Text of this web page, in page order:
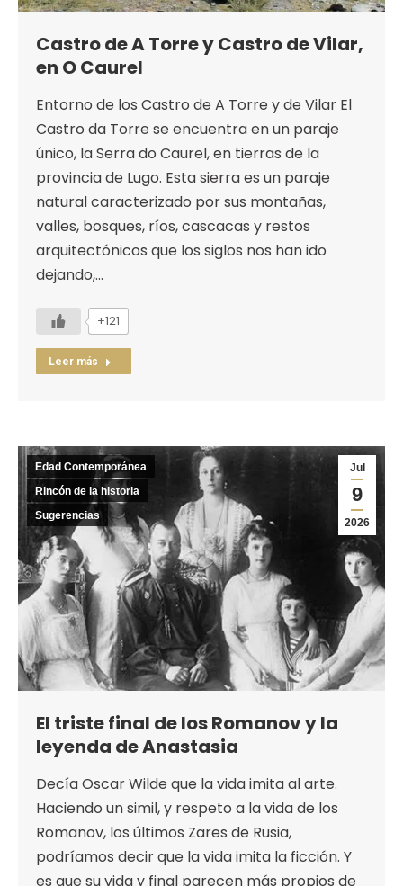
Castro de A Torre y Castro de Vilar,
en O Caurel
Entorno de los Castro de A Torre y de Vilar El
Castro da Torre se encuentra en un paraje
único, la Serra do Caurel, en tierras de la
provincia de Lugo. Esta sierra es un paraje
natural caracterizado por sus montañas,
valles, bosques, ríos, cascacas y restos
arquitectónicos que los siglos nos han ido
dejando,…
+121
Leer más
Jul
9
2026
Edad Contemporánea
Rincón de la historia
Sugerencias
El triste final de los Romanov y la
leyenda de Anastasia
Decía Oscar Wilde que la vida imita al arte.
Haciendo un simil, y respeto a la vida de los
Romanov, los últimos Zares de Rusia,
podríamos decir que la vida imita la ficción. Y
es que su vida y final parecen más propios de